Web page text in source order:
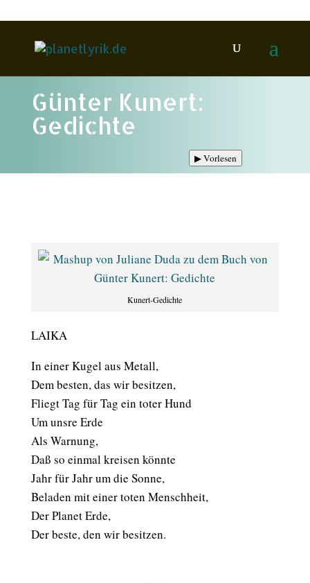
Günter Kunert:
Gedichte
▶Vorlesen
Kunert-Gedichte
LAIKA
In einer Kugel aus Metall,
Dem besten, das wir besitzen,
Fliegt Tag für Tag ein toter Hund
Um unsre Erde
Als Warnung,
Daß so einmal kreisen könnte
Jahr für Jahr um die Sonne,
Beladen mit einer toten Menschheit,
Der Planet Erde,
Der beste, den wir besitzen.